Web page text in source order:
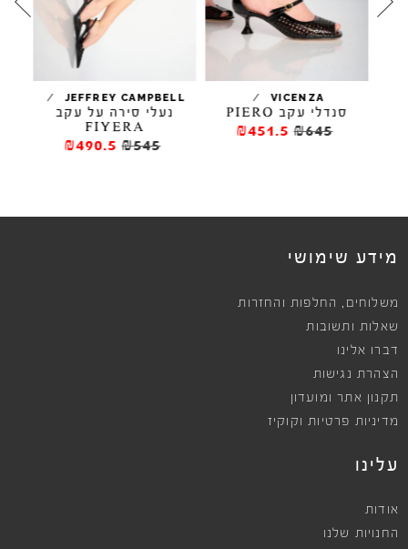
VICENZA
/
סנדלי עקב PIERO
₪645
₪451.5
JEFFREY CAMPBELL
/
נעלי סירה על עקב
FIYERA
₪545
₪490.5
מידע שימושי
משלוחים , החלפות והחזרות
שאלות ותשובות
דברו אלינו
הצהרת נגישות
תקנון אתר ומועדון
מדיניות פרטיות וקוקיז
עלינו
אודות
החנויות שלנו